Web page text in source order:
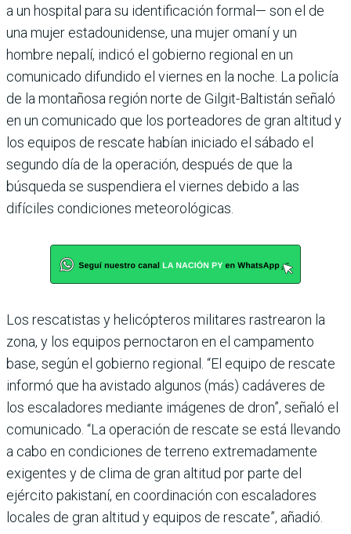
a un hospital para su identificación formal— son el de
una mujer estadounidense, una mujer omaní y un
hombre nepalí, indicó el gobierno regional en un
comunicado difundido el viernes en la noche. La policía
de la montañosa región norte de Gilgit-Baltistán señaló
en un comunicado que los porteadores de gran altitud y
los equipos de rescate habían iniciado el sábado el
segundo día de la operación, después de que la
búsqueda se suspendiera el viernes debido a las
difíciles condiciones meteorológicas.
Los rescatistas y helicópteros militares rastrearon la
zona, y los equipos pernoctaron en el campamento
base, según el gobierno regional. “El equipo de rescate
informó que ha avistado algunos (más) cadáveres de
los escaladores mediante imágenes de dron”, señaló el
comunicado. “La operación de rescate se está llevando
a cabo en condiciones de terreno extremadamente
exigentes y de clima de gran altitud por parte del
ejército pakistaní, en coordinación con escaladores
locales de gran altitud y equipos de rescate”, añadió.